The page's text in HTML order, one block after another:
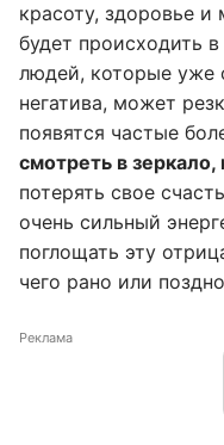
красоту, здоровье
будет происходить
людей, которые уже
негатива, может
появятся частые
смотреть в зеркало,
потерять свое
очень сильный
поглощать эту
чего рано или
Реклама